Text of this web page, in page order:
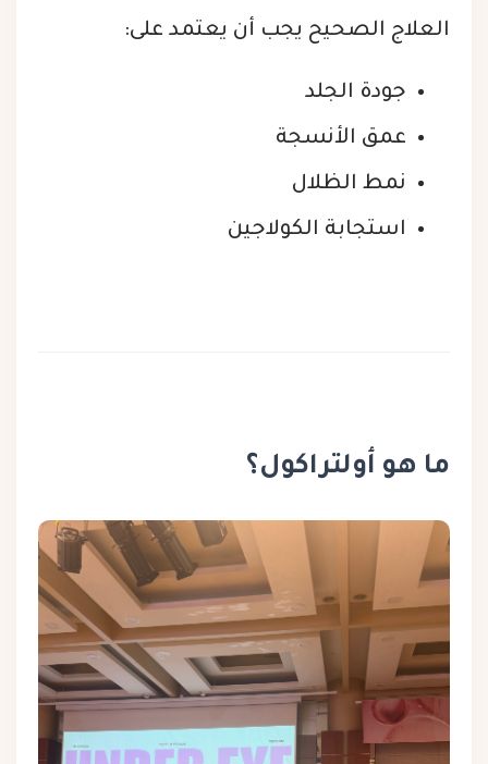
العلاج الصحيح يجب أن يعتمد على:
جودة الجلد
عمق الأنسجة
نمط الظلال
استجابة الكولاجين
ما هو أولتراكول؟